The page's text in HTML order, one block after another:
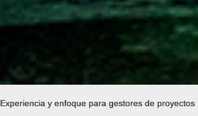
Experiencia y enfoque para gestores de proyectos